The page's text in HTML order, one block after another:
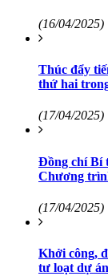
(16/04/2025)
Thúc đẩy
thứ hai
(17/04/2025)
Đồng chí Bí
Chương
(17/04/2025)
Khởi công,
tư loạt dự